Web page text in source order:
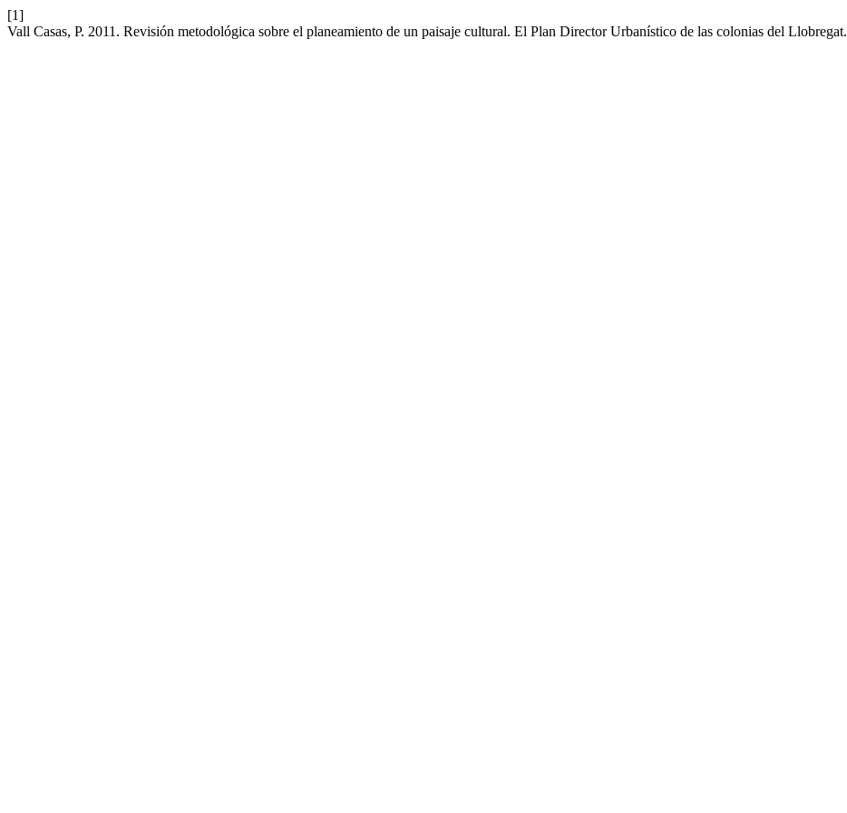
[1]
Vall Casas, P. 2011. Revisión metodológica sobre el planeamiento de un paisaje cultural. El Plan Director Urbanístico de las colonias del Llobregat.